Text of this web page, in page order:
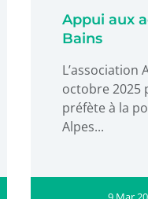
Appui aux
Bains
L’association
octobre 2025
préfète à la
Alpes...